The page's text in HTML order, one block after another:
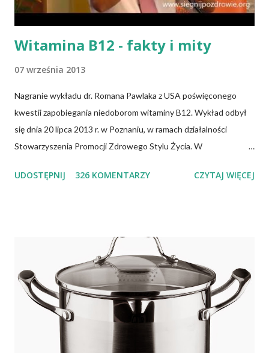
Witamina B12 - fakty i mity
07 września 2013
Nagranie wykładu dr. Romana Pawlaka z USA poświęconego
kwestii zapobiegania niedoborom witaminy B12. Wykład odbył
się dnia 20 lipca 2013 r. w Poznaniu, w ramach działalności
Stowarzyszenia Promocji Zdrowego Stylu Życia. W
posiadamy odnośnie witaminy B12 w świetle aktualnych
weganie (ludzie, którzy nie spożywają mięsa i produktów
pochodzenia zwierzęcego), laktoowowegetarianie (osoby, które
nie spożywają produktów mięsnych, ale włączają do diety
produkty pochodzenia zwierzęcego, takie jak mleko, przetwory
mleczne i jajka), osoby po 50 roku życia, niezależnie od ich diety,
osoby, które poddały się operacji żołądka lub którym wycięto
dolną część jelita cienkiego, a także osoby chorujące na AIDS.
UDOSTĘPNIJ 326 KOMENTARZY CZYTAJ WIĘCEJ